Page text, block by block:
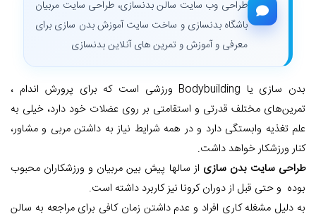
طراحی وب سایت سالن بدنسازی، طراحی سایت مربیان
باشگاه بدنسازی و ساخت سایت آموزش بدن سازی برای
معرفی و آموزش و تمرین های آنلاین بدنسازی
بدن سازی یا Bodybuilding ورزشی است که برای پرورش اندام ،
تمرین‌های مختلف قدرتی و استقامتی بر روی عضلات خود دارد، خیلی به
علم تغذیه وابستگی دارد و در همه شرایط نیاز به داشتن مربی و مشاور،
کنار ورزشکار خواهد داشت.
طراحی سایت بدن سازی از سالها پیش بین مربیان و ورزشکاران محبوب
بوده و حتی قبل از دوران کرونا نیز کاربرد داشته است.
به دلیل مشغله کاری افراد و عدم داشتن زمان کافی برای مراجعه به سالن